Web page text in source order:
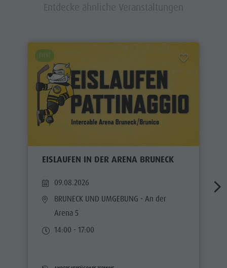
Entdecke ähnliche Veranstaltungen
EVENT
EISLAUFEN IN DER ARENA BRUNECK
09.08.2026
BRUNECK UND UMGEBUNG - An der
Arena 5
14:00 - 17:00